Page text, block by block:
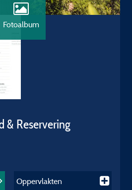
Fotoalbum
& Reservering
Oppervlakten